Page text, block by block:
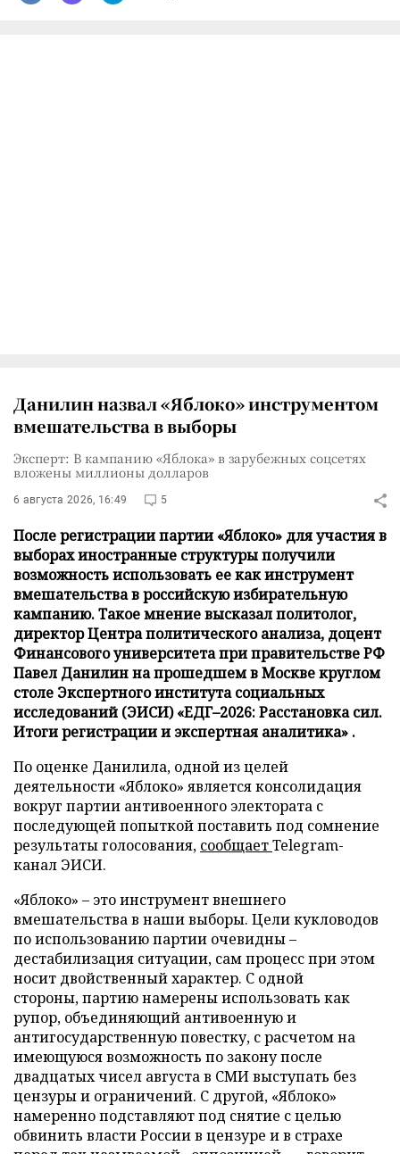
Данилин назвал «Яблоко» инструментом
вмешательства в выборы
Эксперт: В кампанию «Яблока» в зарубежных соцсетях
вложены миллионы долларов
6 августа 2026, 16:49 5
После регистрации партии «Яблоко» для участия в
выборах иностранные структуры получили
возможность использовать ее как инструмент
вмешательства в российскую избирательную
кампанию. Такое мнение высказал политолог,
директор Центра политического анализа, доцент
Финансового университета при правительстве РФ
Павел Данилин на прошедшем в Москве круглом
столе Экспертного института социальных
исследований (ЭИСИ) «ЕДГ–2026: Расстановка сил.
Итоги регистрации и экспертная аналитика» .
По оценке Данилила, одной из целей
деятельности «Яблоко» является консолидация
вокруг партии антивоенного электората с
последующей попыткой поставить под сомнение
результаты голосования, сообщаетTelegram-
канал ЭИСИ.
«Яблоко» – это инструмент внешнего
вмешательства в наши выборы. Цели кукловодов
по использованию партии очевидны –
дестабилизация ситуации, сам процесс при этом
носит двойственный характер. С одной
стороны, партию намерены использовать как
рупор, объединяющий антивоенную и
антигосударственную повестку, с расчетом на
имеющуюся возможность по закону после
двадцатых чисел августа в СМИ выступать без
цензуры и ограничений. С другой, «Яблоко»
намеренно подставляют под снятие с целью
обвинить власти России в цензуре и в страхе